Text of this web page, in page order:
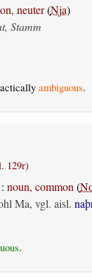
neuter(Nja)
Stamm
ambiguous.
129r)
noun, common (
Ma, vgl. aisl.
.